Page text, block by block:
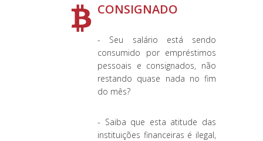
CONSIGNADO
- Seu salário está sendo
consumido por empréstimos
pessoais e consignados, não
restando quase nada no fim
do mês?
- Saiba que esta atitude das
instituições financeiras é ilegal,